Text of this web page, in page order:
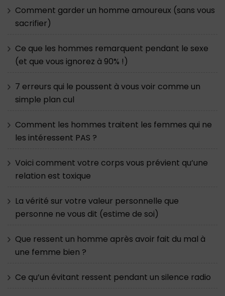
Comment garder un homme amoureux (sans vous
sacrifier)
Ce que les hommes remarquent pendant le sexe
(et que vous ignorez à 90% !)
7 erreurs qui le poussent à vous voir comme un
simple plan cul
Comment les hommes traitent les femmes qui ne
les intéressent PAS ?
Voici comment votre corps vous prévient qu’une
relation est toxique
La vérité sur votre valeur personnelle que
personne ne vous dit (estime de soi)
Que ressent un homme après avoir fait du mal à
une femme bien ?
Ce qu’un évitant ressent pendant un silence radio